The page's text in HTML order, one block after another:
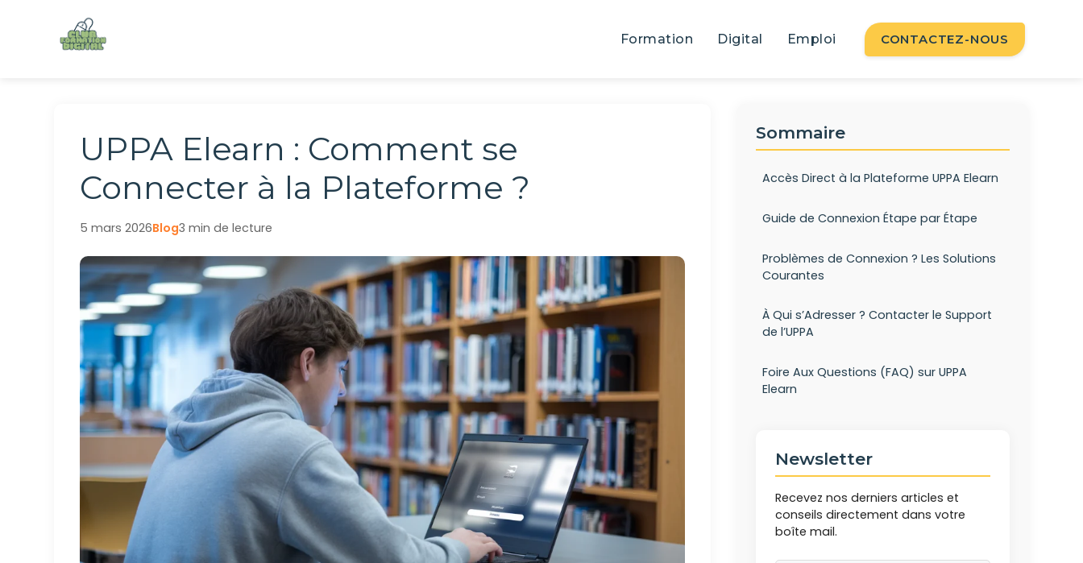
Formation Digital Emploi CONTACTEZ-NOUS
UPPA Elearn : Comment se
Connecter à la Plateforme ?
5 mars 2026Blog3 min de lecture
Sommaire
Accès Direct à la Plateforme UPPA Elearn
Guide de Connexion Étape par Étape
Problèmes de Connexion ? Les Solutions
Courantes
À Qui s’Adresser ? Contacter le Support
de l’UPPA
Foire Aux Questions (FAQ) sur UPPA
Elearn
Newsletter
Recevez nos derniers articles et
conseils directement dans votre
boîte mail.